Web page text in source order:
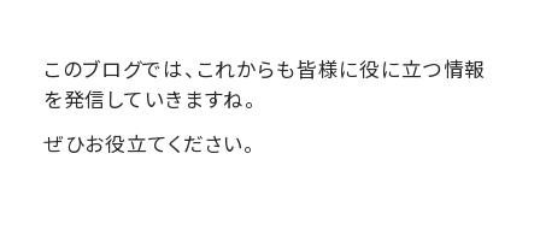
このブログでは、これからも皆様に役に立つ情報
を発信していきますね。
ぜひお役立てください。